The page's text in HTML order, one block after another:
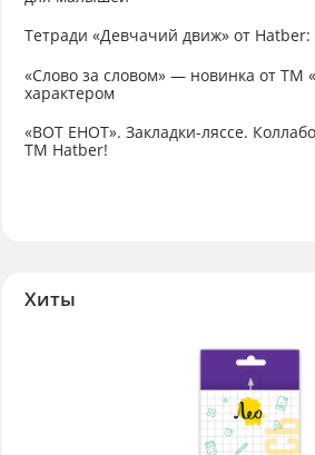
Тетради «Девчачий движ» от Hatber:
«Слово за словом» — новинка от ТМ
характером
«ВОТ ЕНОТ». Закладки-ляссе.
ТМ Hatber!
Хиты